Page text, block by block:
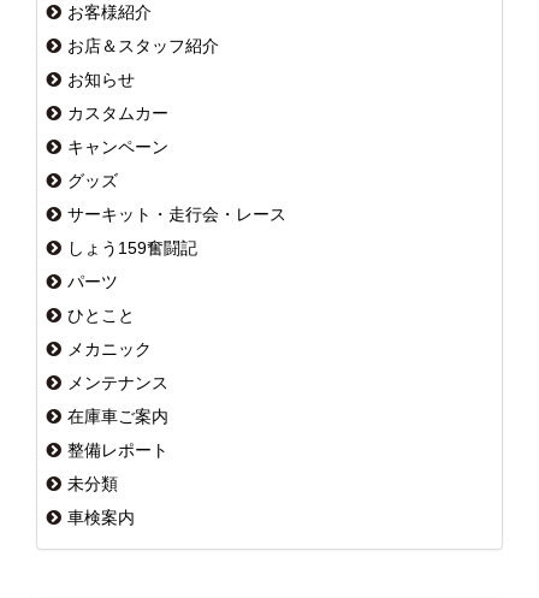
お客様紹介
お店＆スタッフ紹介
お知らせ
カスタムカー
キャンペーン
グッズ
サーキット・走行会・レース
しょう159奮闘記
パーツ
ひとこと
メカニック
メンテナンス
在庫車ご案内
整備レポート
未分類
車検案内